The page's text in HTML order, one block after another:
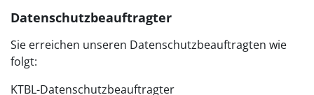
Datenschutzbeauftragter
Sie erreichen unseren Datenschutzbeauftragten wie
folgt:
KTBL-Datenschutzbeauftragter